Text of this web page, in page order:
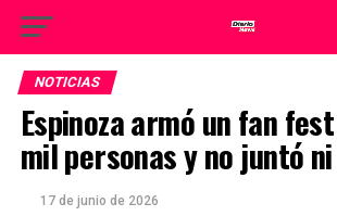
NOTICIAS
Espinoza armó un fan
mil personas y no juntó
17 de junio de 2026